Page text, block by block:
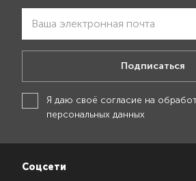
Подписаться
Я даю своё согласие на
персональных данных
Соцсети